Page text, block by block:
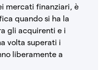
mercati finanziari, è
quando si ha la
gli acquirenti e i
volta superati i
liberamente a